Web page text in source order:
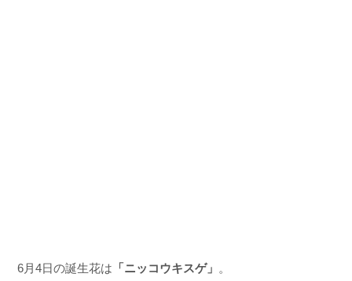
6月4日の誕生花は 「ニッコウキスゲ」 。